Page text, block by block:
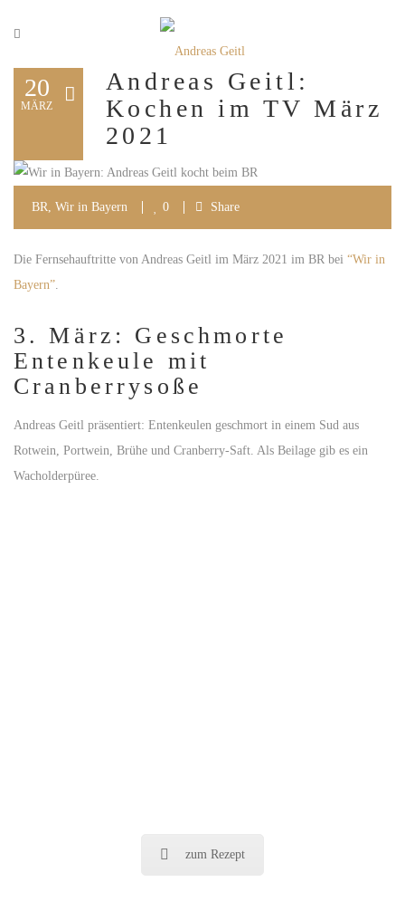
20
MÄRZ
Andreas Geitl:
Kochen im TV März
2021
BR, Wir in Bayern 0 Share
Die Fernsehauftritte von Andreas Geitl im März 2021 im BR bei “Wir in
Bayern”.
3. März: Geschmorte
Entenkeule mit
Cranberrysoße
Andreas Geitl präsentiert: Entenkeulen geschmort in einem Sud aus
Rotwein, Portwein, Brühe und Cranberry-Saft. Als Beilage gib es ein
Wacholderpüree.
zum Rezept